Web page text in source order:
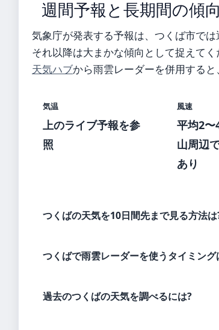
週間予報と長期間の傾
気象庁が発表する予報は、つくば市では
それ以降は大まかな傾向として捉えて
天気ハブから雨雲レーダーを併用する
気温
上のライブ予報を参
照
風速
平均2
山周辺
あり
つくばの天気を10日間先まで見る方法は
つくばで雨雲レーダーを使うタイミング
過去のつくばの天気を調べるには?